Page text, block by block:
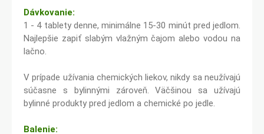
Dávkovanie:
1 - 4 tablety denne, minimálne 15-30 minút pred jedlom.
Najlepšie zapiť slabým vlažným čajom alebo vodou na
lačno.
V prípade užívania chemických liekov, nikdy sa neužívajú
súčasne s bylinnými zároveň. Väčšinou sa užívajú
bylinné produkty pred jedlom a chemické po jedle.
Balenie: